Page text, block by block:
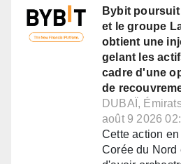
Bybit poursuit
et le groupe
obtient une
gelant les
cadre d'une
de
DUBAÏ,
août 9 2026
Cette action
Corée du Nord